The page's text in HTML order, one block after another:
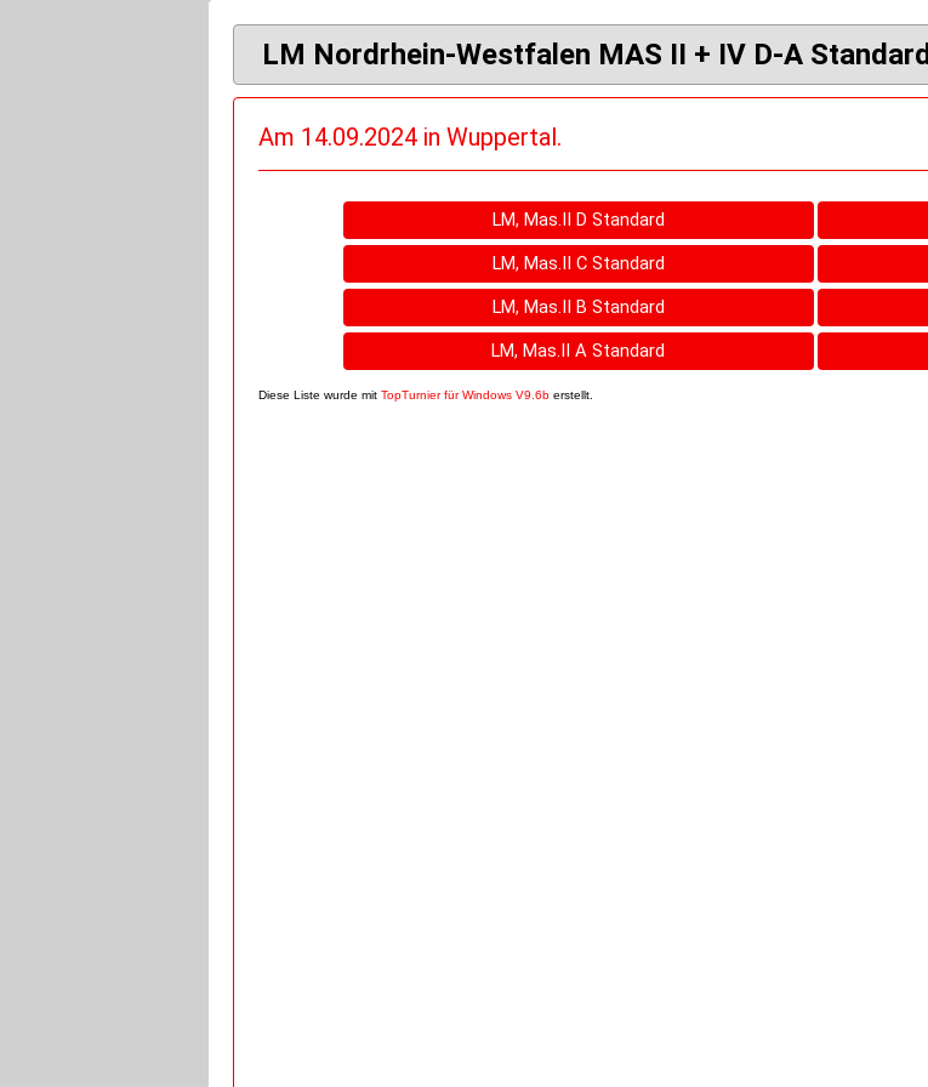
LM Nordrhein-Westfalen MAS II + IV D-A Standard
Am 14.09.2024 in Wuppertal.
LM, Mas.II D Standard
LM, Mas.II C Standard
LM, Mas.II B Standard
LM, Mas.II A Standard
Diese Liste wurde mit TopTurnier für Windows V9.6b erstellt.